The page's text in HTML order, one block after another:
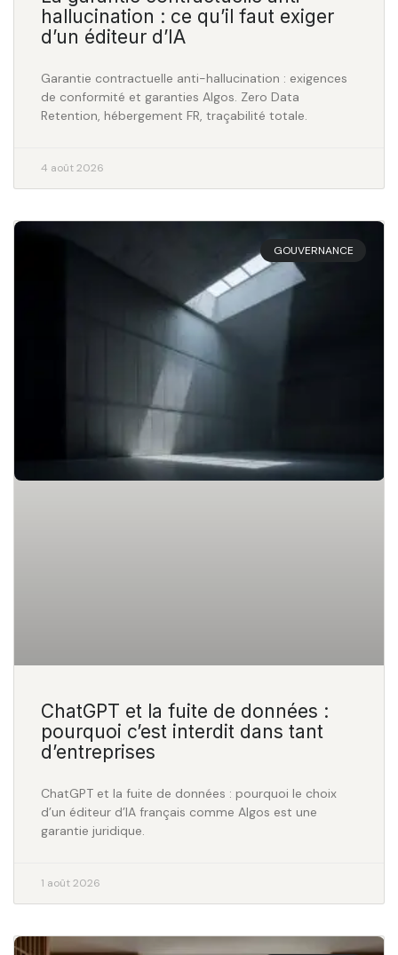
hallucination : ce qu’il faut exiger
d’un éditeur d’IA
Garantie contractuelle anti-hallucination : exigences
de conformité et garanties Algos. Zero Data
Retention, hébergement FR, traçabilité totale.
4 août 2026
GOUVERNANCE
ChatGPT et la fuite de données :
pourquoi c’est interdit dans tant
d’entreprises
ChatGPT et la fuite de données : pourquoi le choix
d’un éditeur d’IA français comme Algos est une
garantie juridique.
1 août 2026